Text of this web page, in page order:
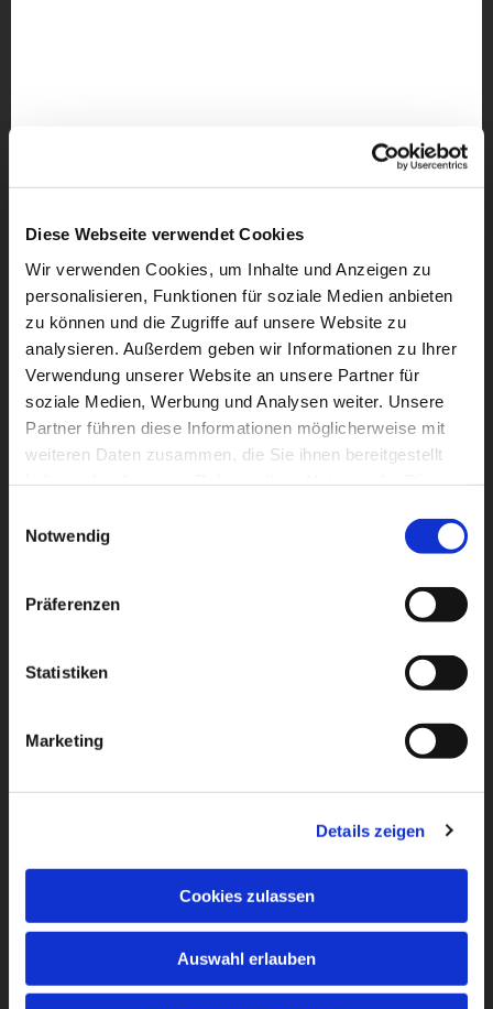
Diese Webseite verwendet Cookies
Wir verwenden Cookies, um Inhalte und Anzeigen zu
personalisieren, Funktionen für soziale Medien anbieten
zu können und die Zugriffe auf unsere Website zu
analysieren. Außerdem geben wir Informationen zu Ihrer
Verwendung unserer Website an unsere Partner für
soziale Medien, Werbung und Analysen weiter. Unsere
Partner führen diese Informationen möglicherweise mit
weiteren Daten zusammen, die Sie ihnen bereitgestellt
Notwendig
Präferenzen
Statistiken
Marketing
Details zeigen
Cookies zulassen
Auswahl erlauben
Dies könnte Sie auch
interessieren